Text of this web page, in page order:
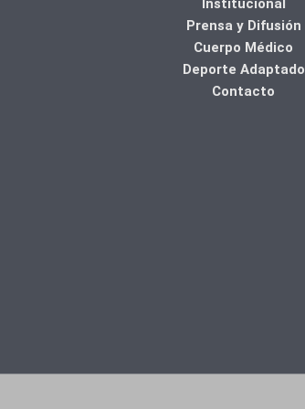
Institucional
Prensa y Difusión
Cuerpo Médico
Deporte Adaptado
Contacto